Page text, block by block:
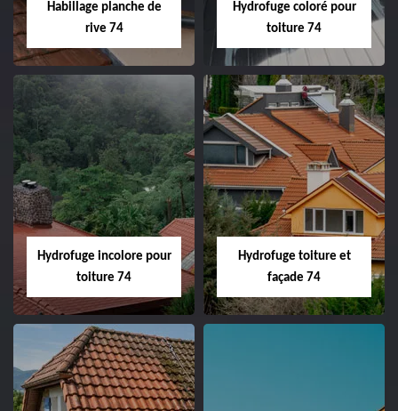
Habillage planche de
rive 74
Hydrofuge coloré pour
toiture 74
Hydrofuge incolore pour
toiture 74
Hydrofuge toiture et
façade 74